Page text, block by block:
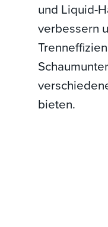
und Liquid-
verbessern
bieten.